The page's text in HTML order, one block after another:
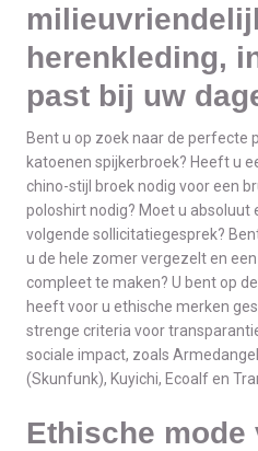
herenkleding,
past bij uw
Bent u op zoek naar de perfecte
katoenen spijkerbroek? Heeft u
chino-stijl broek nodig voor een
poloshirt nodig? Moet u absoluut
volgende sollicitatiegesprek?
u de hele zomer vergezelt en
compleet te maken? U bent op
heeft voor u ethische merken
strenge criteria voor
sociale impact, zoals
(Skunfunk), Kuyichi, Ecoalf en
Ethische mode